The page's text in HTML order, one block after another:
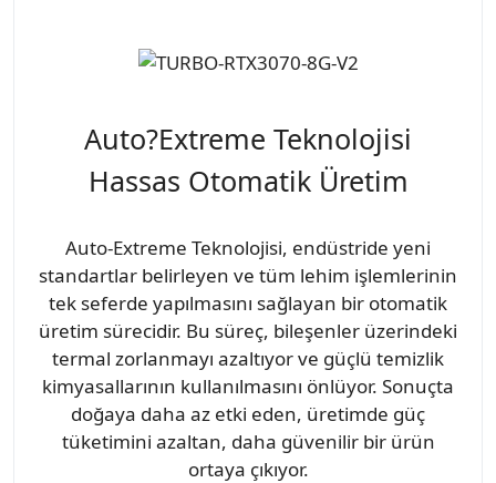
Auto?Extreme Teknolojisi
Hassas Otomatik Üretim
Auto-Extreme Teknolojisi, endüstride yeni
standartlar belirleyen ve tüm lehim işlemlerinin
tek seferde yapılmasını sağlayan bir otomatik
üretim sürecidir. Bu süreç, bileşenler üzerindeki
termal zorlanmayı azaltıyor ve güçlü temizlik
kimyasallarının kullanılmasını önlüyor. Sonuçta
doğaya daha az etki eden, üretimde güç
tüketimini azaltan, daha güvenilir bir ürün
ortaya çıkıyor.